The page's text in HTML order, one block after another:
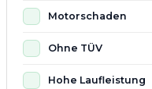
Motorschaden
Ohne TÜV
Hohe Laufleistung